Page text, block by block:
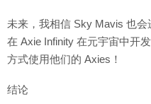
未来，我相信 Sky Mavis 也
在 Axie Infinity 在元宇宙中开
方式使用他们的 Axies！
结论